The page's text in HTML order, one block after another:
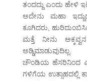
ತಂದದ್ದು ಎಂದು ಹೇಳಿ
ಅದೇನು ಮಹಾ
ಕೂಗಿದರು,
ಮತ್ತೆ ನೀನು
ಅಡ್ಡಿಮಾಡುವುದಿಲ್ಲ.
ಚೌಂಡಿಯ ಹೆಸರಿನಿಂದ
ಗಳಿಗೆಯ ಉತ್ಸಾಹದಲ್ಲಿ